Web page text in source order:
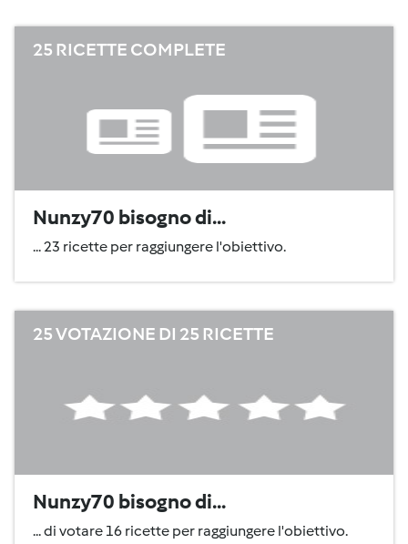
25 RICETTE COMPLETE
Nunzy70 bisogno di...
... 23 ricette per raggiungere l'obiettivo.
25 VOTAZIONE DI 25 RICETTE
Nunzy70 bisogno di...
... di votare 16 ricette per raggiungere l'obiettivo.